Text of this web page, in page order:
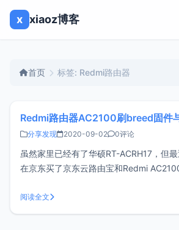
x xiaoz博客
首页 标签: Redmi路由器
Redmi路由器AC2100刷breed固件
分享发现 2020-09-02 0评论
虽然家里已经有了华硕RT-ACRH17，但
在京东买了京东云路由宝和Redmi
件。什么是breedbreed固件网友称为不死
breed之后想刷什么固件就刷什么固件，
阅读全文